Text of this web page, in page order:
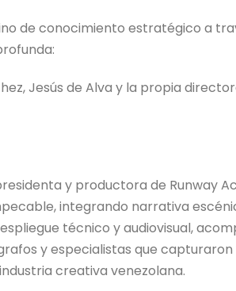
de conocimiento estratégico a
Jesús de Alva y la propia
y productora de Runway
integrando narrativa
técnico y audiovisual,
y especialistas que
creativa venezolana.